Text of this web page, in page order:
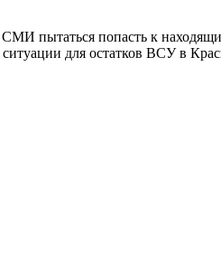
пытаться попасть к
для остатков ВСУ в